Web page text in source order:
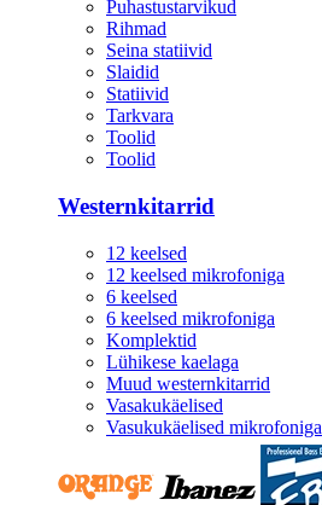
Puhastustarvikud
Rihmad
Seina statiivid
Slaidid
Statiivid
Tarkvara
Toolid
Toolid
Westernkitarrid
12 keelsed
12 keelsed mikrofoniga
6 keelsed
6 keelsed mikrofoniga
Komplektid
Lühikese kaelaga
Muud westernkitarrid
Vasakukäelised
Vasukukäelised mikrofoniga